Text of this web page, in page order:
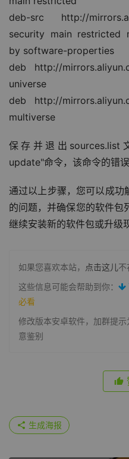
deb-src http://
security main restricted
by software-properties
deb http://
universe
deb http://
multiverse
保存并退出
update"命令，该命令的错
通过以上步骤，您可以成
的问题，并确保您的软件包
继续安装新的软件包或升级
如果您喜欢本站， 点击这儿不
这些信息可能会帮助到你：
必看
修改版本安卓软件，加群提示
意鉴别
生成海报